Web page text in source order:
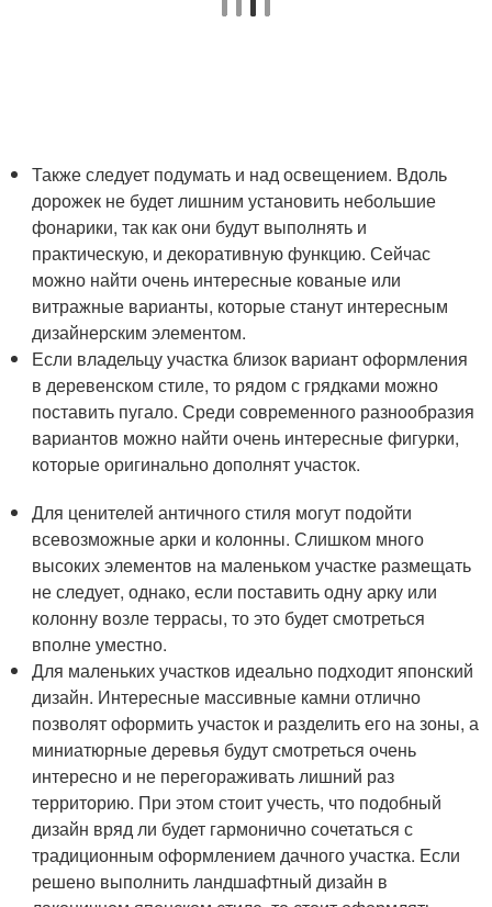
Также следует подумать и над освещением. Вдоль
дорожек не будет лишним установить небольшие
фонарики, так как они будут выполнять и
практическую, и декоративную функцию. Сейчас
можно найти очень интересные кованые или
витражные варианты, которые станут интересным
дизайнерским элементом.
Если владельцу участка близок вариант оформления
в деревенском стиле, то рядом с грядками можно
поставить пугало. Среди современного разнообразия
вариантов можно найти очень интересные фигурки,
которые оригинально дополнят участок.
Для ценителей античного стиля могут подойти
всевозможные арки и колонны. Слишком много
высоких элементов на маленьком участке размещать
не следует, однако, если поставить одну арку или
колонну возле террасы, то это будет смотреться
вполне уместно.
Для маленьких участков идеально подходит японский
дизайн. Интересные массивные камни отлично
позволят оформить участок и разделить его на зоны, а
миниатюрные деревья будут смотреться очень
интересно и не перегораживать лишний раз
территорию. При этом стоит учесть, что подобный
дизайн вряд ли будет гармонично сочетаться с
традиционным оформлением дачного участка. Если
решено выполнить ландшафтный дизайн в